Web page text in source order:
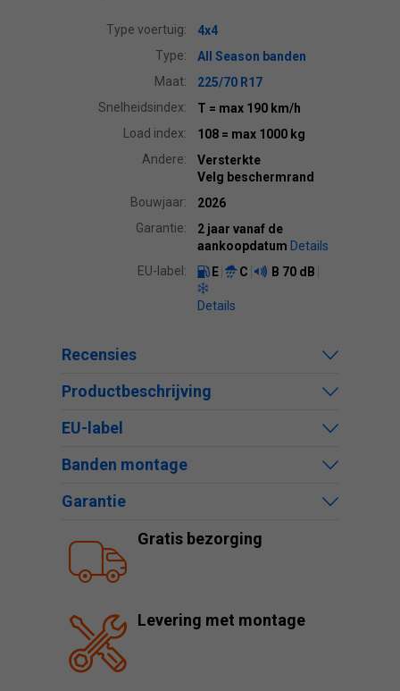
Type voertuig:
4x4
Type:
All Season banden
Maat:
225/70 R17
Snelheidsindex:
T = max 190 km/h
Load index:
108 = max 1000 kg
Andere:
Versterkte
Velg beschermrand
Bouwjaar:
2026
Garantie:
2 jaar vanaf de
aankoopdatum Details
EU-label:
E C B 70 dB
Details
Recensies
Productbeschrijving
EU-label
Banden montage
Garantie
Gratis bezorging
Levering met montage